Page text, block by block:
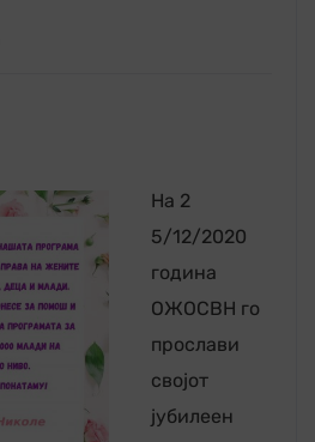
На 2
5/12/2020
година
ОЖОСВН го
прослави
својот
јубилеен